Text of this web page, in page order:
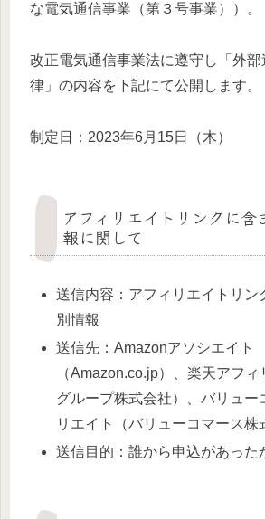
な電気通信事業（第３号事業））。
改正電気通信事業法に遵守し「外部
律」の内容を下記にて公開します。
制定日：2023年6月15日（木）
アフィリエイトリンクに含
報に関して
送信内容：アフィリエイトリン
別情報
送信先：Amazonアソシエイト
（Amazon.co.jp）、楽天アフ
グループ株式会社）、バリュー
リエイト（バリューコマース株
送信目的：誰から申込があった